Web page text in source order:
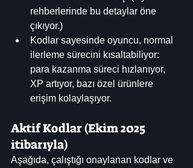
rehberlerinde bu detaylar öne
çıkıyor.)
Kodlar sayesinde oyuncu, normal
ilerleme sürecini kısaltabiliyor:
para kazanma süreci hızlanıyor,
XP artıyor, bazı özel ürünlere
erişim kolaylaşıyor.
Aktif Kodlar (Ekim 2025
itibarıyla)
Aşağıda, çalıştığı onaylanan kodlar ve